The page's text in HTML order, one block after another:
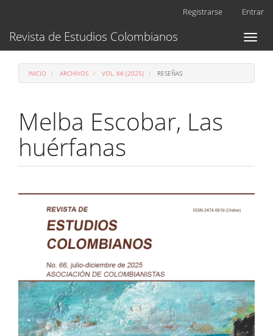
Contenido
principal
lateral
Registrarse Entrar
Toggle
Revista de Estudios Colombianos
INICIO ARCHIVOS VOL. 66 (2025) RESEÑAS
Melba Escobar, Las
huérfanas
Barra
lateral
artículo